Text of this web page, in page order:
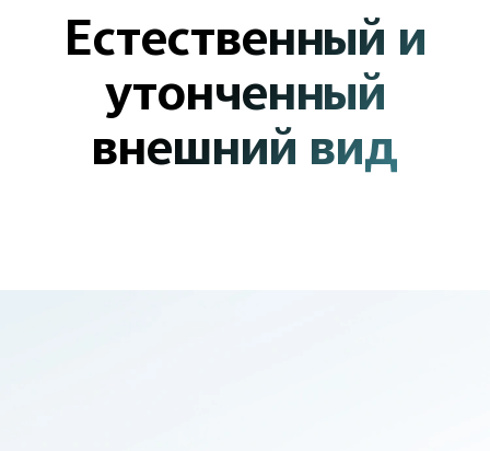
Естественныйи
утонченный
внешний вид